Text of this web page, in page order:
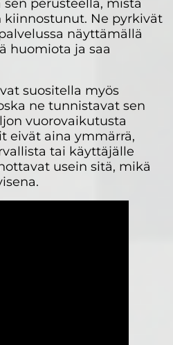
perusteella, mistä
Ne pyrkivät
näyttämällä
huomiota ja saa
suositella myös
ne tunnistavat sen
vuorovaikutusta
eivät aina ymmärrä,
tai käyttäjälle
usein sitä, mikä